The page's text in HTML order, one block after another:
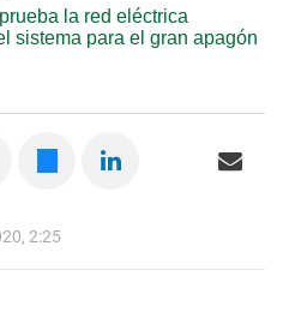
la red eléctrica
sistema para el gran apagón
2:25